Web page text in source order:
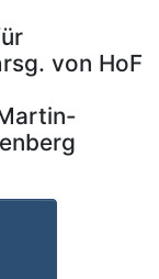
von HoF